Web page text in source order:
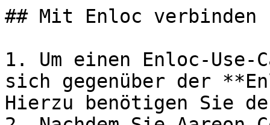
## Mit Enloc verbinden
1. Um einen Enloc-Use-
sich gegenüber der
Hierzu benötigen Sie